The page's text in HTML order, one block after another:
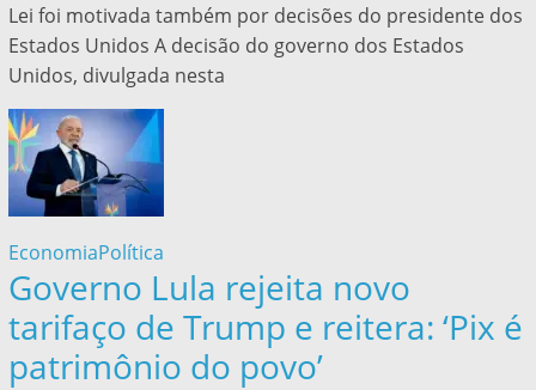
Lei foi motivada também por decisões do presidente dos
Estados Unidos A decisão do governo dos Estados
Unidos, divulgada nesta
EconomiaPolítica
Governo Lula rejeita novo
tarifaço de Trump e reitera: ‘Pix é
patrimônio do povo’